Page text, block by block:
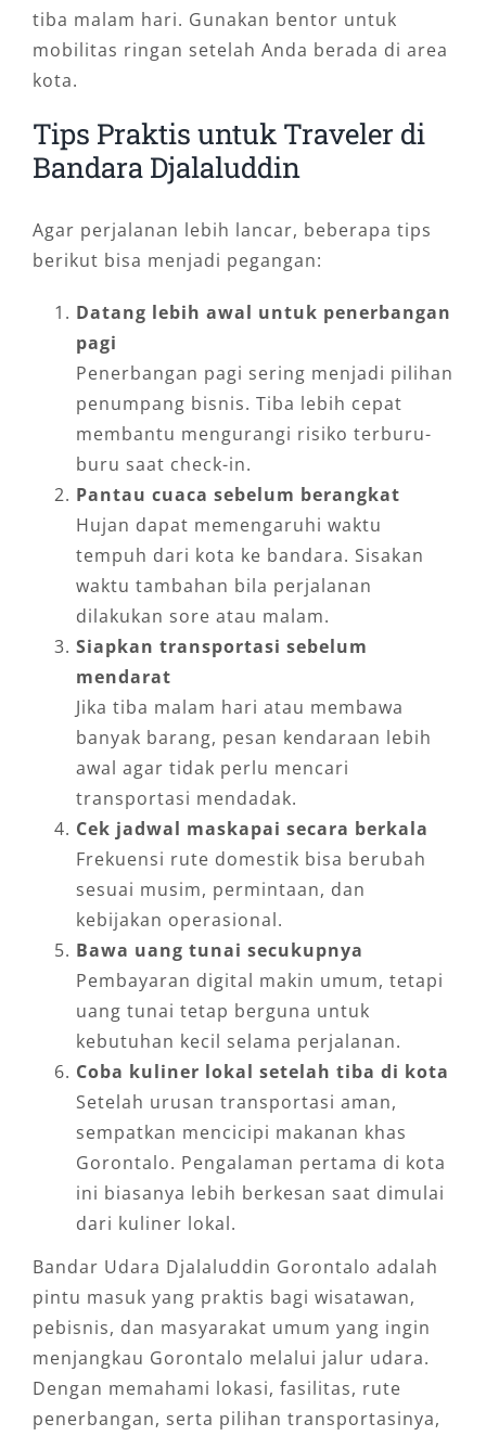
tiba malam hari. Gunakan bentor untuk
mobilitas ringan setelah Anda berada di area
kota.
Tips Praktis untuk Traveler di
Bandara Djalaluddin
Agar perjalanan lebih lancar, beberapa tips
berikut bisa menjadi pegangan:
Datang lebih awal untuk penerbangan
pagi
Penerbangan pagi sering menjadi pilihan
penumpang bisnis. Tiba lebih cepat
membantu mengurangi risiko terburu-
buru saat check-in.
Pantau cuaca sebelum berangkat
Hujan dapat memengaruhi waktu
tempuh dari kota ke bandara. Sisakan
waktu tambahan bila perjalanan
dilakukan sore atau malam.
Siapkan transportasi sebelum
mendarat
Jika tiba malam hari atau membawa
banyak barang, pesan kendaraan lebih
awal agar tidak perlu mencari
transportasi mendadak.
Cek jadwal maskapai secara berkala
Frekuensi rute domestik bisa berubah
sesuai musim, permintaan, dan
kebijakan operasional.
Bawa uang tunai secukupnya
Pembayaran digital makin umum, tetapi
uang tunai tetap berguna untuk
kebutuhan kecil selama perjalanan.
Coba kuliner lokal setelah tiba di kota
Setelah urusan transportasi aman,
sempatkan mencicipi makanan khas
Gorontalo. Pengalaman pertama di kota
ini biasanya lebih berkesan saat dimulai
dari kuliner lokal.
Bandar Udara Djalaluddin Gorontalo adalah
pintu masuk yang praktis bagi wisatawan,
pebisnis, dan masyarakat umum yang ingin
menjangkau Gorontalo melalui jalur udara.
Dengan memahami lokasi, fasilitas, rute
penerbangan, serta pilihan transportasinya,